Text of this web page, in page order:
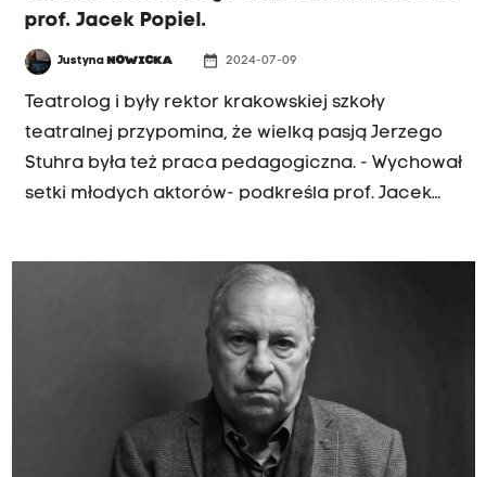
prof. Jacek Popiel.
Justyna NOWICKA date_range 2024-07-09
Teatrolog i były rektor krakowskiej szkoły
teatralnej przypomina, że wielką pasją Jerzego
Stuhra była też praca pedagogiczna. - Wychował
setki młodych aktorów- podkreśla prof. Jacek
Jerzego Stuhra, o jego miłości do Włoch i
szacunku do filmowych i teatralnych mistrzów -
Andrzeja Wajdy i Krzysztofa Kieślowskiego.